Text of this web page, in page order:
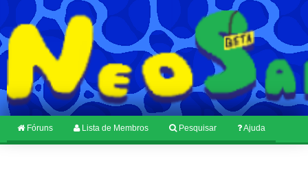
Fóruns Lista de Membros Pesquisar Ajuda